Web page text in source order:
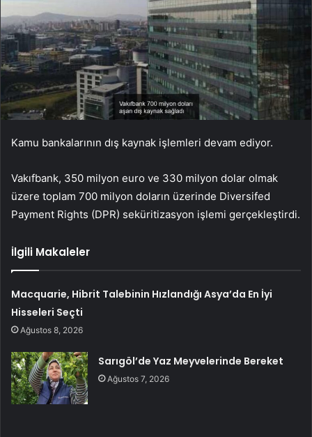
Kamu bankalarının dış kaynak işlemleri devam ediyor.
Vakıfbank, 350 milyon euro ve 330 milyon dolar olmak
üzere toplam 700 milyon doların üzerinde Diversifed
Payment Rights (DPR) seküritizasyon işlemi gerçekleştirdi.
İlgili Makaleler
Macquarie, Hibrit Talebinin Hızlandığı Asya’da En İyi
Hisseleri Seçti
Ağustos 8, 2026
Sarıgöl’de Yaz Meyvelerinde Bereket
Ağustos 7, 2026